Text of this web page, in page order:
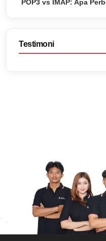
POP3 vs IMAP: Apa
Testimoni